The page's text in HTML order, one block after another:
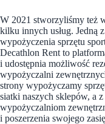
W 2021 stworzyliśmy też
kilku innych usług. Jedną
wypożyczenia sprzętu
Decathlon Rent to
i udostępnia możliwość
wypożyczalni
strony wypożyczamy
siatki naszych sklepów, a
wypożyczalniom
i poszerzenia swojego